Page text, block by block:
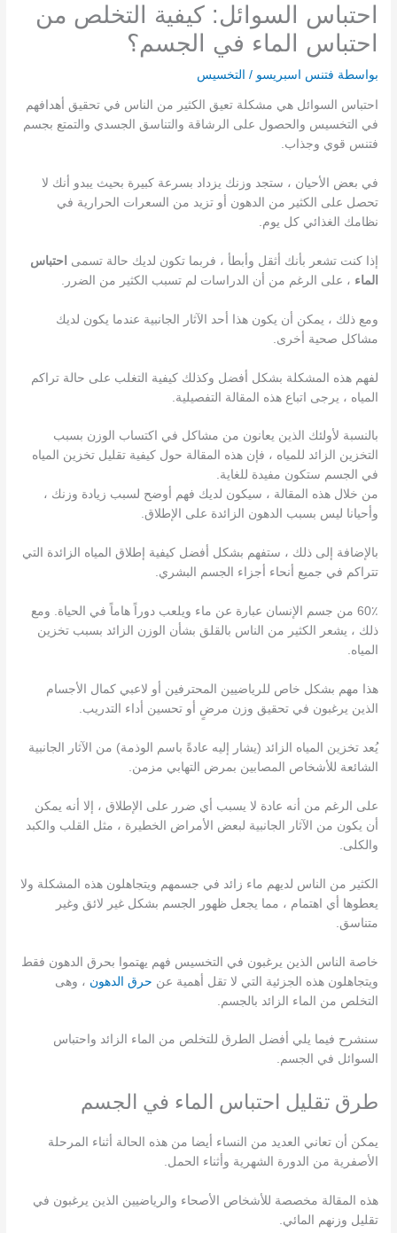
احتباس السوائل: كيفية التخلص من
احتباس الماء في الجسم؟
بواسطة فتنس اسبريسو/ التخسيس
احتباس السوائل هي مشكلة تعيق الكثير من الناس في تحقيق أهدافهم
في التخسيس والحصول على الرشاقة والتناسق الجسدي والتمتع بجسم
فتنس قوي وجذاب.
في بعض الأحيان ، ستجد وزنك يزداد بسرعة كبيرة بحيث يبدو أنك لا
تحصل على الكثير من الدهون أو تزيد من السعرات الحرارية في
نظامك الغذائي كل يوم.
إذا كنت تشعر بأنك أثقل وأبطأ ، فربما تكون لديك حالة تسمى
احتباس
الماء ، على الرغم من أن الدراسات لم تسبب الكثير من الضرر.
ومع ذلك ، يمكن أن يكون هذا أحد الآثار الجانبية عندما يكون لديك
مشاكل صحية أخرى.
لفهم هذه المشكلة بشكل أفضل وكذلك كيفية التغلب على حالة تراكم
المياه ، يرجى اتباع هذه المقالة التفصيلية.
بالنسبة لأولئك الذين يعانون من مشاكل في اكتساب الوزن بسبب
التخزين الزائد للمياه ، فإن هذه المقالة حول كيفية تقليل تخزين المياه
في الجسم ستكون مفيدة للغاية.
من خلال هذه المقالة ، سيكون لديك فهم أوضح لسبب زيادة وزنك ،
وأحيانا ليس بسبب الدهون الزائدة على الإطلاق.
بالإضافة إلى ذلك ، ستفهم بشكل أفضل كيفية إطلاق المياه الزائدة التي
تتراكم في جميع أنحاء أجزاء الجسم البشري.
60٪ من جسم الإنسان عبارة عن ماء ويلعب دوراً هاماً في الحياة. ومع
ذلك ، يشعر الكثير من الناس بالقلق بشأن الوزن الزائد بسبب تخزين
المياه.
هذا مهم بشكل خاص للرياضيين المحترفين أو لاعبي كمال الأجسام
الذين يرغبون في تحقيق وزن مرضٍ أو تحسين أداء التدريب.
يُعد تخزين المياه الزائد (يشار إليه عادةً باسم الوذمة) من الآثار الجانبية
الشائعة للأشخاص المصابين بمرض التهابي مزمن.
على الرغم من أنه عادة لا يسبب أي ضرر على الإطلاق ، إلا أنه يمكن
أن يكون من الآثار الجانبية لبعض الأمراض الخطيرة ، مثل القلب والكبد
والكلى.
الكثير من الناس لديهم ماء زائد في جسمهم ويتجاهلون هذه المشكلة ولا
يعطوها أي اهتمام ، مما يجعل ظهور الجسم بشكل غير لائق وغير
متناسق.
خاصة الناس الذين يرغبون في التخسيس فهم يهتموا بحرق الدهون فقط
ويتجاهلون هذه الجزئية التي لا تقل أهمية عن حرق الدهون ، وهى
التخلص من الماء الزائد بالجسم.
سنشرح فيما يلي أفضل الطرق للتخلص من الماء الزائد واحتباس
السوائل في الجسم.
طرق تقليل احتباس الماء في الجسم
يمكن أن تعاني العديد من النساء أيضا من هذه الحالة أثناء المرحلة
الأصفرية من الدورة الشهرية وأثناء الحمل.
هذه المقالة مخصصة للأشخاص الأصحاء والرياضيين الذين يرغبون في
تقليل وزنهم المائي.